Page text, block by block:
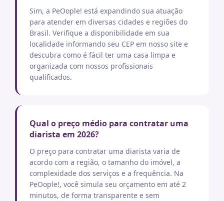
Sim, a PeOople! está expandindo sua atuação
para atender em diversas cidades e regiões do
Brasil. Verifique a disponibilidade em sua
localidade informando seu CEP em nosso site e
descubra como é fácil ter uma casa limpa e
organizada com nossos profissionais
qualificados.
Qual o preço médio para contratar uma
diarista em 2026?
O preço para contratar uma diarista varia de
acordo com a região, o tamanho do imóvel, a
complexidade dos serviços e a frequência. Na
PeOople!, você simula seu orçamento em até 2
minutos, de forma transparente e sem